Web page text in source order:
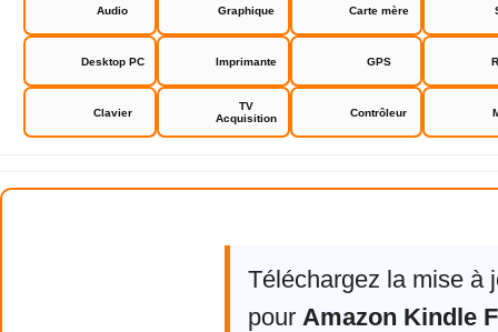
Audio Graphique Carte mère
Desktop PC Imprimante GPS
Clavier
TV
Acquisition
Contrôleur
Amazon Kindle Fire 7" V2
Téléchargez la mise à
pour Amazon Kindle